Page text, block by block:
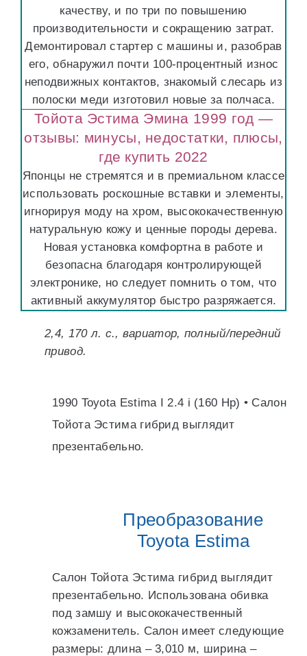
качеству, и по три по повышению
производительности и сокращению затрат.
Демонтировал стартер с машины и, разобрав
его, обнаружил почти 100-процентный износ
неподвижных контактов, знакомый слесарь из
полоски меди изготовил новые за полчаса.
Тойота Эстима Эмина 1999 год —
отзывы: минусы, недостатки, плюсы,
где купить 2022
Японцы не стремятся и в премиальном классе
использовать роскошные вставки и элементы,
игнорируя моду на хром, высококачественную
натуральную кожу и ценные породы дерева.
Новая установка комфортна в работе и
безопасна благодаря контролирующей
электронике, но следует помнить о том, что
активный аккумулятор быстро разряжается.
2,4, 170 л. с., вариатор, полный/передний
привод.
1990 Toyota Estima I 2.4 i (160 Hp) • Салон
Тойота Эстима гибрид выглядит
презентабельно.
Преобразование
Toyota Estima
Салон Тойота Эстима гибрид выглядит
презентабельно. Использована обивка
под замшу и высококачественный
кожзаменитель. Салон имеет следующие
размеры: длина – 3,010 м, ширина –